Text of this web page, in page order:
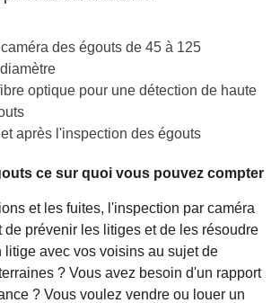
des égouts de 45 à 125
optique pour une détection de haute
après l'inspection des égouts
ce sur quoi vous pouvez compter
et les fuites, l'inspection par caméra
de prévenir les litiges et de les résoudre
litige avec vos voisins au sujet de
? Vous avez besoin d'un rapport
? Vous voulez vendre ou louer un